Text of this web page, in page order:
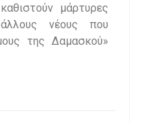
μάρτυρες
νέους που
της Δαμασκού»